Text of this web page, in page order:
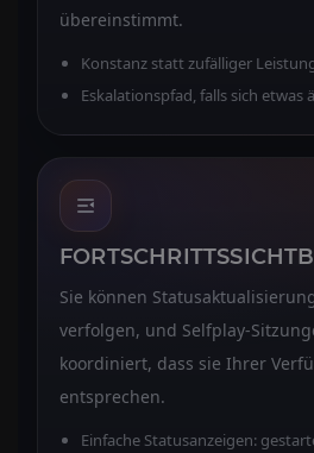
übereinstimmt.
Konstanz statt zufälliger
Eskalationspfad, falls sich etwas
Sie können
verfolgen, und Selfplay-
koordiniert, dass sie Ihrer
entsprechen.
Einfache Statusanzeigen: